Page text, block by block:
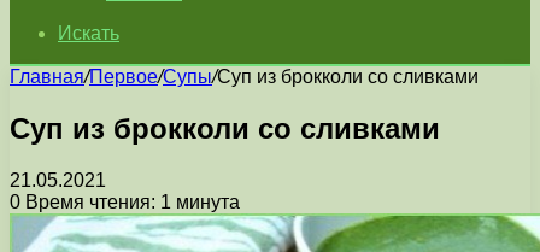
Искать
Главная/Первое/Супы/Суп из брокколи со сливками
Суп из брокколи со сливками
21.05.2021
0 Время чтения: 1 минута